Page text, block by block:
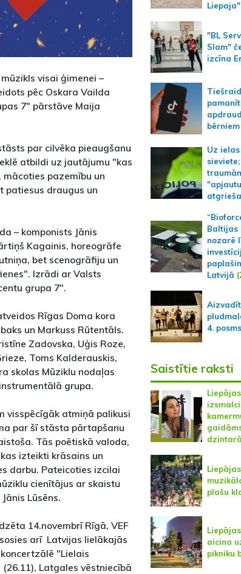
visai ģimenei –
pēc Oskara Vailda
7" pārstāve Maija
par cilvēka pieaugšanu
atbildi uz jautājumu "kas
mācoties pazemību un
patiesus draugus un
– komponists Jānis
Kagainis, horeogrāfe
bet scenogrāfiju un
Izrādi ar Valsts
grupa 7".
Rīgas Doma kora
un Markuss Rūtentāls.
Zadovska, Uģis Roze,
Toms Kalderauskis,
skolas Mūziklu nodaļas
grupa.
visspēcīgāk atmiņā palikusi
par šī stāsta pãrtapšanu
Tās poētiskā valoda,
izteikti krāsains un
darbu. Pateicoties izcilai
cienītājus ar skaistu
Lūsēns.
14.novembrī Rīgā, VEF
arī Latvijas lielākajās
"Lielais
Latgales vēstniecībā
Liepaja"
"BL
Slam"
izcīna
bērniem
Uz
Baltijas
nozarē
Latvijā
4. posms
Saistītie raksti
plašu
aicina
pikniku